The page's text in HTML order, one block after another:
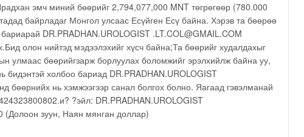
эмч миний бөөрийг 2,794,077,000 MNT төгрөгөөр (780.000
байрладаг Монгол улсаас Есүйген Есү байна. Хэрэв та бөөрөө
DR.PRADHAN.UROLOGIST .LT.COL@GMAIL.COM
олон нийтэд мэдээлэхийг хүсч байна;Та бөөрийг худалдахыг
улмаас бөөрийгзарж борлуулах боломжийг эрэлхийлж байна уу,
бидэнтэй холбоо бариад DR.PRADHAN.UROLOGIST
бөөрнийх нь хэмжээгээр санал болгох болно. Яагаад гэвэлманай
?эйл: DR.PRADHAN.UROLOGIST
(Долоон зуун, Наян мянган доллар)